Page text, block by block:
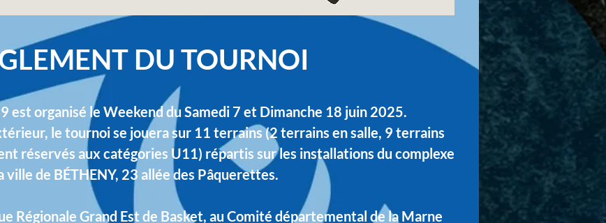
DU TOURNOI
est organisé le Weekend du Samedi 7 et Dimanche 18 juin 2025.
le tournoi se jouera sur 11 terrains (2 terrains en salle, 9 terrains
réservés aux catégories U11) répartis sur les installations du complexe
ville de BÉTHENY, 23 allée des Pâquerettes.
Régionale Grand Est de Basket, au Comité départemental de la Marne